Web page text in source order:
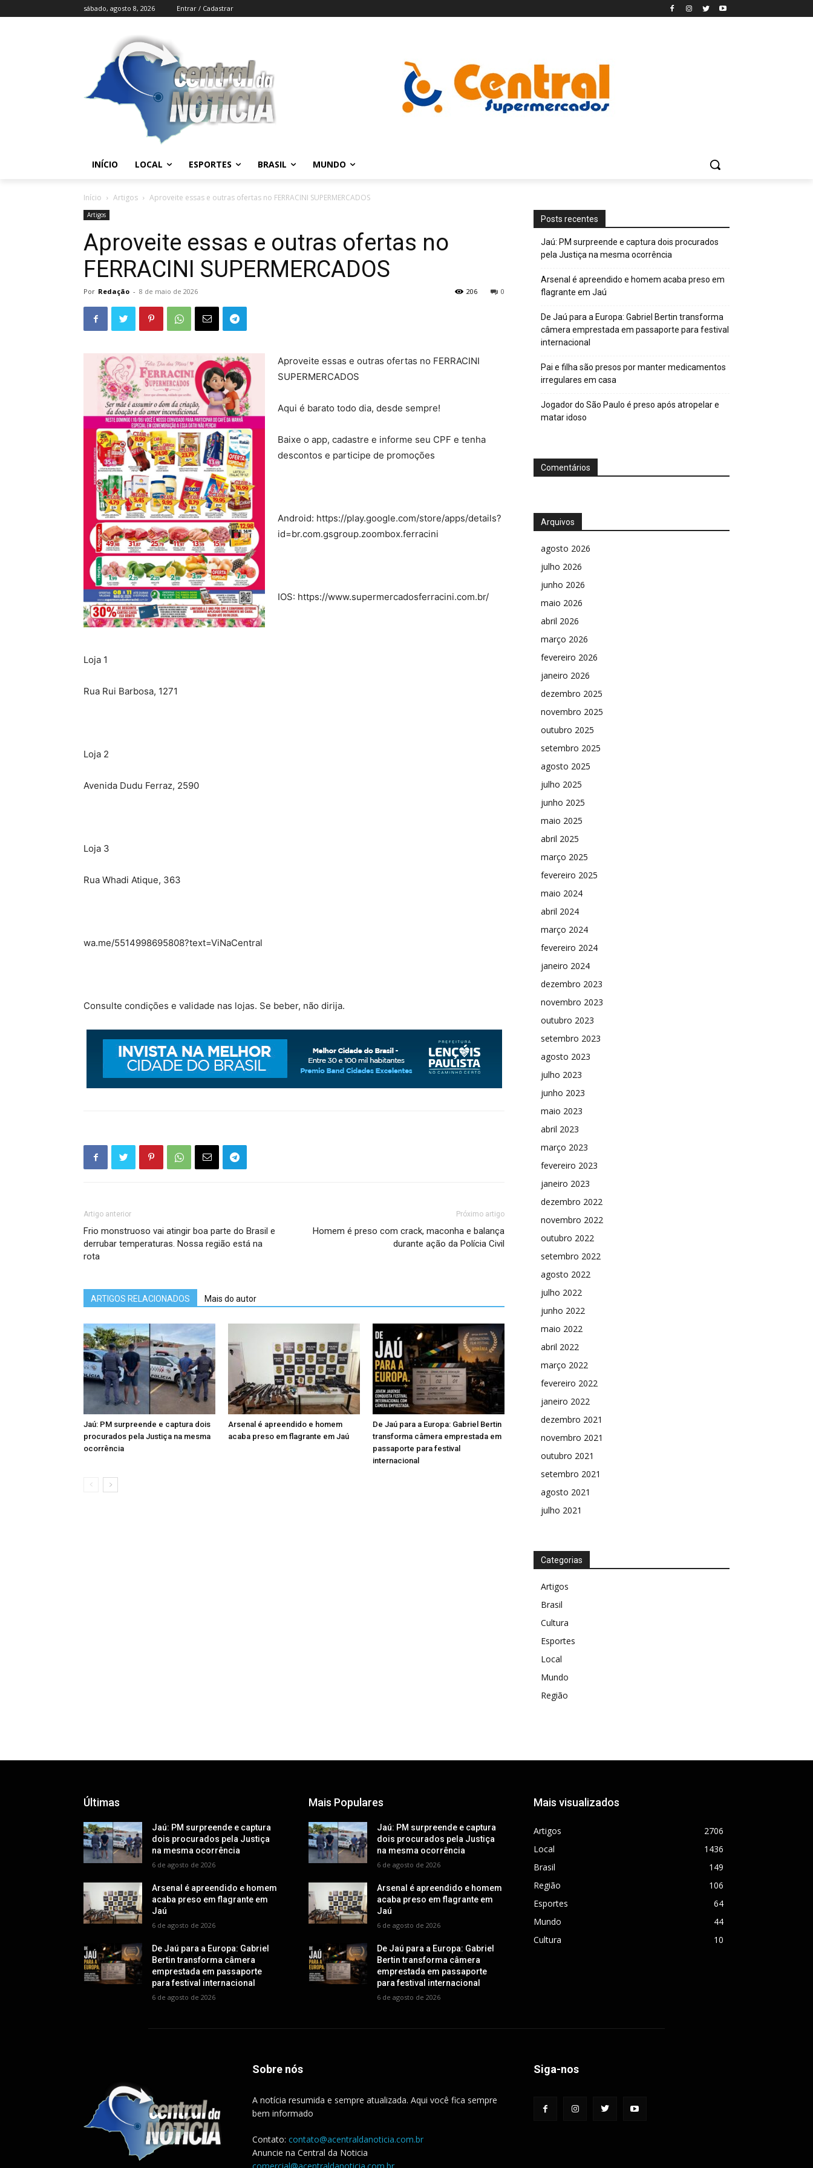
sábado, agosto 8, 2026 Entrar / Cadastrar
INÍCIO LOCAL ESPORTES BRASIL MUNDO
Início Artigos Aproveite essas e outras ofertas no FERRACINI SUPERMERCADOS
Artigos
Aproveite essas e outras ofertas no
FERRACINI SUPERMERCADOS
Por Redação - 8 de maio de 2026 0
206
Aproveite essas e outras ofertas no FERRACINI
SUPERMERCADOS
Aqui é barato todo dia, desde sempre!
Baixe o app, cadastre e informe seu CPF e tenha
descontos e participe de promoções
Android: https://play.google.com/store/apps/details?
id=br.com.gsgroup.zoombox.ferracini
IOS: https://www.supermercadosferracini.com.br/
Loja 1
Rua Rui Barbosa, 1271
Loja 2
Avenida Dudu Ferraz, 2590
Loja 3
Rua Whadi Atique, 363
wa.me/5514998695808?text=ViNaCentral
Consulte condições e validade nas lojas. Se beber, não dirija.
Artigo anterior
Frio monstruoso vai atingir boa parte do Brasil e
derrubar temperaturas. Nossa região está na
rota
Próximo artigo
Homem é preso com crack, maconha e balança
durante ação da Polícia Civil
ARTIGOS RELACIONADOS Mais do autor
Jaú: PM surpreende e captura dois
procurados pela Justiça na mesma
ocorrência
Arsenal é apreendido e homem
acaba preso em flagrante em Jaú
De Jaú para a Europa: Gabriel Bertin
transforma câmera emprestada em
passaporte para festival
internacional
Posts recentes
Jaú: PM surpreende e captura dois procurados
pela Justiça na mesma ocorrência
Arsenal é apreendido e homem acaba preso em
flagrante em Jaú
De Jaú para a Europa: Gabriel Bertin transforma
câmera emprestada em passaporte para festival
internacional
Pai e filha são presos por manter medicamentos
irregulares em casa
Jogador do São Paulo é preso após atropelar e
matar idoso
Comentários
Arquivos
agosto 2026
julho 2026
junho 2026
maio 2026
abril 2026
março 2026
fevereiro 2026
janeiro 2026
dezembro 2025
novembro 2025
outubro 2025
setembro 2025
agosto 2025
julho 2025
junho 2025
maio 2025
abril 2025
março 2025
fevereiro 2025
maio 2024
abril 2024
março 2024
fevereiro 2024
janeiro 2024
dezembro 2023
novembro 2023
outubro 2023
setembro 2023
agosto 2023
julho 2023
junho 2023
maio 2023
abril 2023
março 2023
fevereiro 2023
janeiro 2023
dezembro 2022
novembro 2022
outubro 2022
setembro 2022
agosto 2022
julho 2022
junho 2022
maio 2022
abril 2022
março 2022
fevereiro 2022
janeiro 2022
dezembro 2021
novembro 2021
outubro 2021
setembro 2021
agosto 2021
julho 2021
Categorias
Artigos
Brasil
Cultura
Esportes
Local
Mundo
Região
Últimas
Jaú: PM surpreende e captura
dois procurados pela Justiça
na mesma ocorrência
6 de agosto de 2026
Arsenal é apreendido e homem
acaba preso em flagrante em
Jaú
6 de agosto de 2026
De Jaú para a Europa: Gabriel
Bertin transforma câmera
emprestada em passaporte
para festival internacional
6 de agosto de 2026
Mais Populares
Jaú: PM surpreende e captura
dois procurados pela Justiça
na mesma ocorrência
6 de agosto de 2026
Arsenal é apreendido e homem
acaba preso em flagrante em
Jaú
6 de agosto de 2026
De Jaú para a Europa: Gabriel
Bertin transforma câmera
emprestada em passaporte
para festival internacional
6 de agosto de 2026
Mais visualizados
Artigos
2706
Local
1436
Brasil
149
Região
106
Esportes
64
Mundo
44
Cultura
10
Sobre nós
A notícia resumida e sempre atualizada. Aqui você fica sempre
bem informado
Contato: contato@acentraldanoticia.com.br
Anuncie na Central da Noticia
Siga-nos